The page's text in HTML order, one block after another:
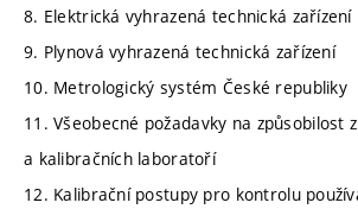
8. Elektrická vyhrazená technická zařízení
9. Plynová vyhrazená technická zařízení
10. Metrologický systém České republiky
11. Všeobecné požadavky na způsobilost
a kalibračních laboratoří
12. Kalibrační postupy pro kontrolu